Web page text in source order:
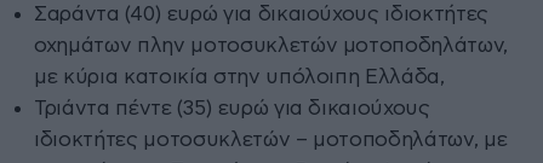
Σαράντα (40) ευρώ για δικαιούχους ιδιοκτήτες
οχημάτων πλην μοτοσυκλετών μοτοποδηλάτων,
με κύρια κατοικία στην υπόλοιπη Ελλάδα,
Τριάντα πέντε (35) ευρώ για δικαιούχους
ιδιοκτήτες μοτοσυκλετών – μοτοποδηλάτων, με